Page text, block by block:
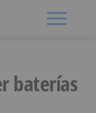
baterías